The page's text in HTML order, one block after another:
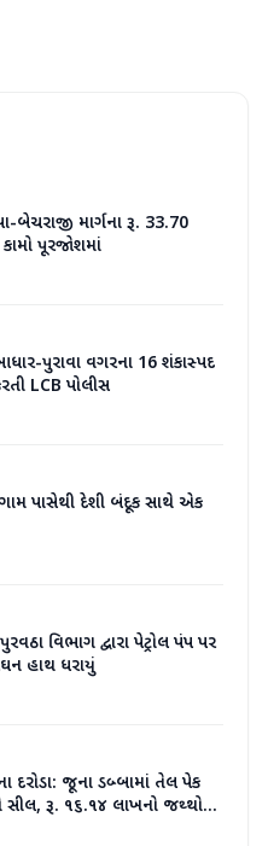
બેચરાજી માર્ગના રૂ. 33.70
કામો પૂરજોશમાં
પુરાવા વગરના 16 શંકાસ્પદ
LCB પોલીસ
પાસેથી દેશી બંદૂક સાથે એક
વિભાગ દ્વારા પેટ્રોલ પંપ પર
હાથ ધરાયું
દરોડા: જૂના ડબ્બામાં તેલ પેક
સીલ, રૂ. ૧૬.૧૪ લાખનો જથ્થો